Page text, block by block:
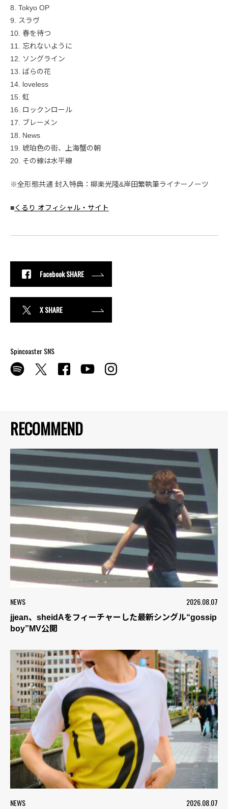
RECOMMEND
NEWS 2026.08.07
jjean、sheidAをフィーチャーした最新シングル“gossip
boy”MV公開
NEWS 2026.08.07
8. Tokyo OP
9. スラヴ
10. 春を待つ
11. 忘れないように
12. ソングライン
13. ばらの花
14. loveless
15. 虹
16. ロックンロール
17. ブレーメン
18. News
19. 琥珀色の街、上海蟹の朝
20. その線は水平線
※全形態共通 封入特典：柳楽光隆&岸田繁執筆ライナーノーツ
■くるり オフィシャル・サイト
Facebook SHARE
X SHARE
Spincoaster SNS